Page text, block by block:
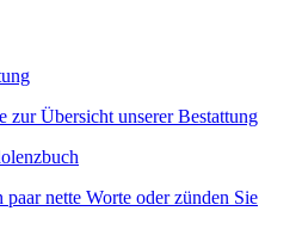
zur Übersicht unserer Bestattung
paar nette Worte oder zünden Sie